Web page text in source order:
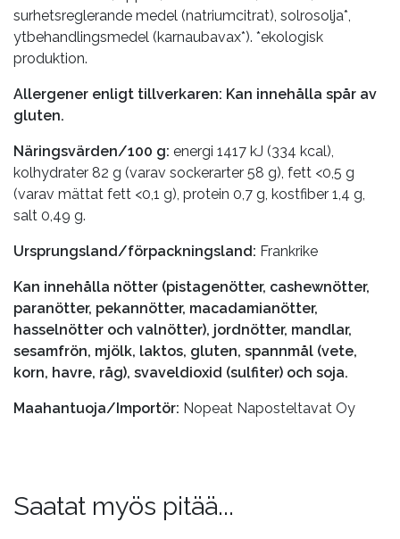
surhetsreglerande medel (natriumcitrat), solrosolja*,
ytbehandlingsmedel (karnaubavax*). *ekologisk
produktion.
Allergener enligt tillverkaren: Kan innehålla spår av
gluten.
Näringsvärden/100 g: energi 1417 kJ (334 kcal),
kolhydrater 82 g (varav sockerarter 58 g), fett <0,5 g
(varav mättat fett <0,1 g), protein 0,7 g, kostfiber 1,4 g,
salt 0,49 g.
Ursprungsland/förpackningsland: Frankrike
Kan innehålla nötter (pistagenötter, cashewnötter,
paranötter, pekannötter, macadamianötter,
hasselnötter och valnötter), jordnötter, mandlar,
sesamfrön, mjölk, laktos, gluten, spannmål (vete,
korn, havre, råg), svaveldioxid (sulfiter) och soja.
Maahantuoja/Importör: Nopeat Naposteltavat Oy
Saatat myös pitää...